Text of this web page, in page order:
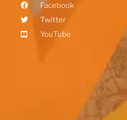
Facebook
Twitter
YouTube